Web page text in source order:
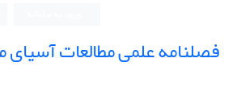
فصلنامه علمی مطالعات آسیای